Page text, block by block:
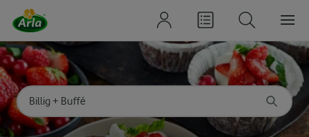
Sök på kategori eller ingrediens
Skriv in sökord för att få förslag